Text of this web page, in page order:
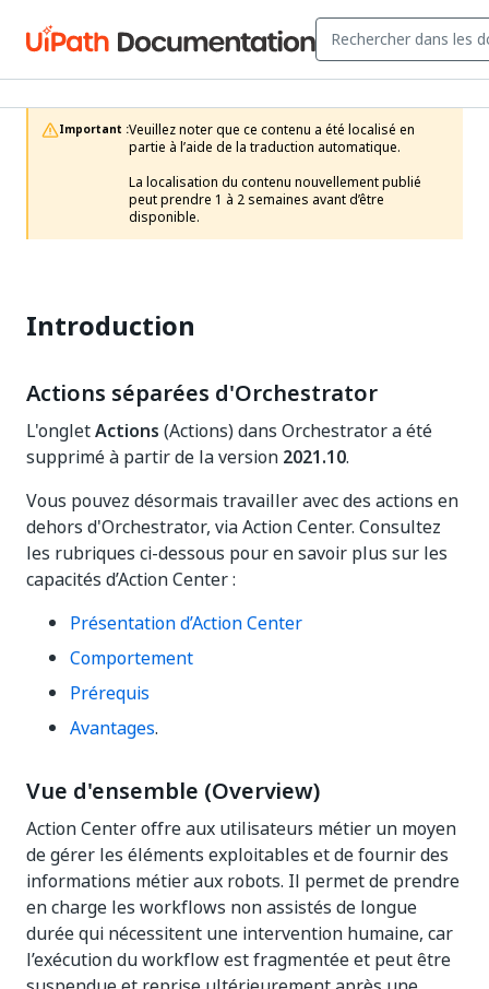
Important :Veuillez noter que ce contenu a été localisé en
partie à l’aide de la traduction automatique.
La localisation du contenu nouvellement publié
peut prendre 1 à 2 semaines avant d’être
disponible.
Introduction
Actions séparées d'Orchestrator
L'ongletActions (Actions) dans Orchestrator a été
supprimé à partir de la version 2021.10.
Vous pouvez désormais travailler avec des actions en
dehors d'Orchestrator, via Action Center. Consultez
les rubriques ci-dessous pour en savoir plus sur les
capacités d’Action Center :
Présentation d’Action Center
Comportement
Prérequis
Avantages.
Vue d'ensemble (Overview)
Action Center offre aux utilisateurs métier un moyen
de gérer les éléments exploitables et de fournir des
informations métier aux robots. Il permet de prendre
en charge les workflows non assistés de longue
durée qui nécessitent une intervention humaine, car
l’exécution du workflow est fragmentée et peut être